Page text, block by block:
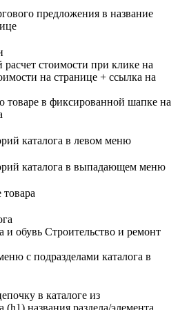
предложения в название
стоимости при клике на
на странице + ссылка на
в фиксированной шапке на
каталога в левом меню
каталога в выпадающем меню
и обувь Строительство и ремонт
с подразделами каталога в
в каталоге из
(h1) названия раздела/элемента